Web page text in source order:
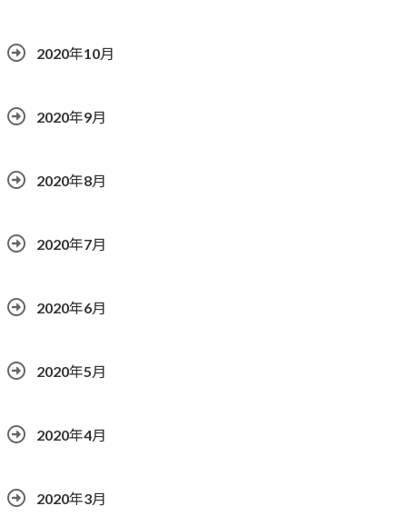
2020年10月
2020年9月
2020年8月
2020年7月
2020年6月
2020年5月
2020年4月
2020年3月